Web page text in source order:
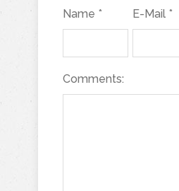
Name * E-Mail *
Comments: